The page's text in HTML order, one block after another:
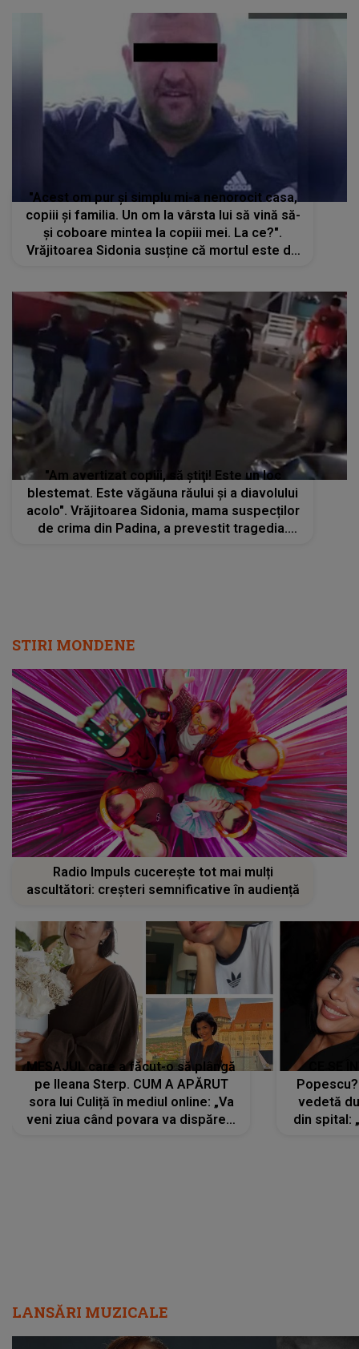
"Acest om pur şi simplu mi-a nenorocit casa,
copiii şi familia. Un om la vârsta lui să vină să-
şi coboare mintea la copiii mei. La ce?".
Vrăjitoarea Sidonia susține că mortul este de
"Am avertizat copiii, să ştiţi! Este un loc
blestemat. Este văgăuna răului şi a diavolului
acolo". Vrăjitoarea Sidonia, mama suspecților
de crima din Padina, a prevestit tragedia.
STIRI MONDENE
Radio Impuls cucerește tot mai mulți
ascultători: creșteri semnificative în audiență
MESAJUL care a făcut-o să plângă
pe Ileana Sterp. CUM A APĂRUT
sora lui Culiță în mediul online: „Va
veni ziua când povara va dispărea,
vedetă
din spital:
LANSĂRI MUZICALE